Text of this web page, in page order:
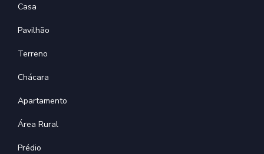
Casa
Pavilhão
Terreno
Chácara
Apartamento
Área Rural
Prédio